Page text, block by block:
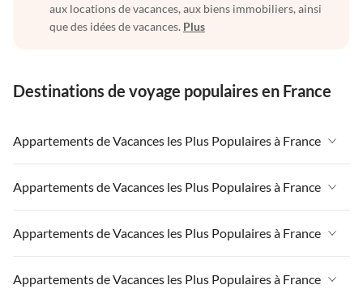
aux locations de vacances, aux biens immobiliers, ainsi
que des idées de vacances. Plus
Destinations de voyage populaires en France
Appartements de Vacances les Plus Populaires à France
Appartements de Vacances à France
Appartements de Vacances à Paris-Ile de France
Appartements de Vacances à Paris
Appartements de Vacances les Plus Populaires à France
Appartements de Vacances à France
Appartements de Vacances à Paris-Ile de France
Appartements de Vacances à Paris
Appartements de Vacances les Plus Populaires à France
Appartements de Vacances à France
Appartements de Vacances les Plus Populaires à France